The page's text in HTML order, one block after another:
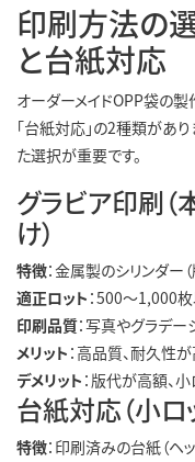
印刷方法の
と台紙対応
オーダーメイドOPP袋の製
「台紙対応」の2種類があ
た選択が重要です。
グラビア印刷
け）
特徴：金属製のシリンダー
適正ロット ：500〜1,000
印刷品質：写真やグラデ
メリット ：高品質、耐久性
デメリット ：版代が高額、
台紙対応（小ロ
特徴：印刷済みの台紙（